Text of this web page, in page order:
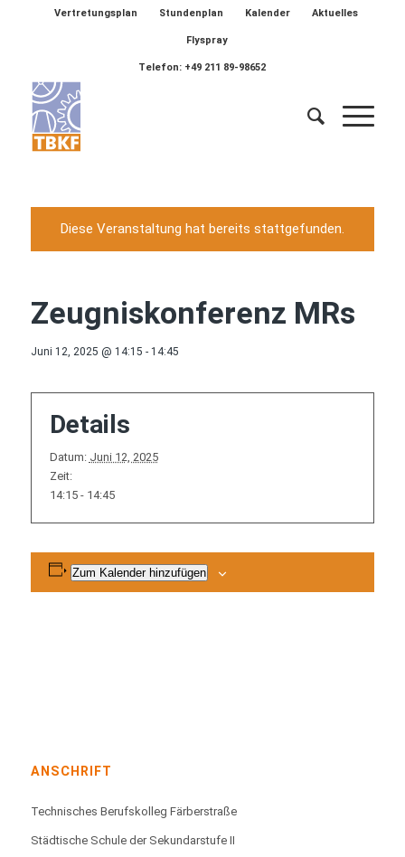
Vertretungsplan Stundenplan Kalender Aktuelles
Flyspray
Telefon: +49 211 89-98652
Diese Veranstaltung hat bereits stattgefunden.
Zeugniskonferenz MRs
Juni 12, 2025 @ 14:15 - 14:45
Details
Datum: Juni 12, 2025
Zeit:
14:15 - 14:45
Zum Kalender hinzufügen
ANSCHRIFT
Technisches Berufskolleg Färberstraße
Städtische Schule der Sekundarstufe II